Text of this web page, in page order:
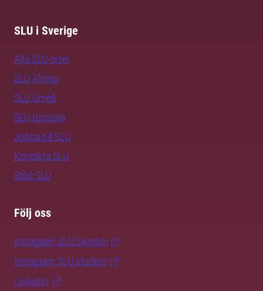
SLU i Sverige
Alla SLU-orter
SLU Alnarp
SLU Umeå
SLU Uppsala
Jobba på SLU
Kontakta SLU
Stöd SLU
Följ oss
Instagram SLU.Sweden
Instagram SLU.student
LinkedIn